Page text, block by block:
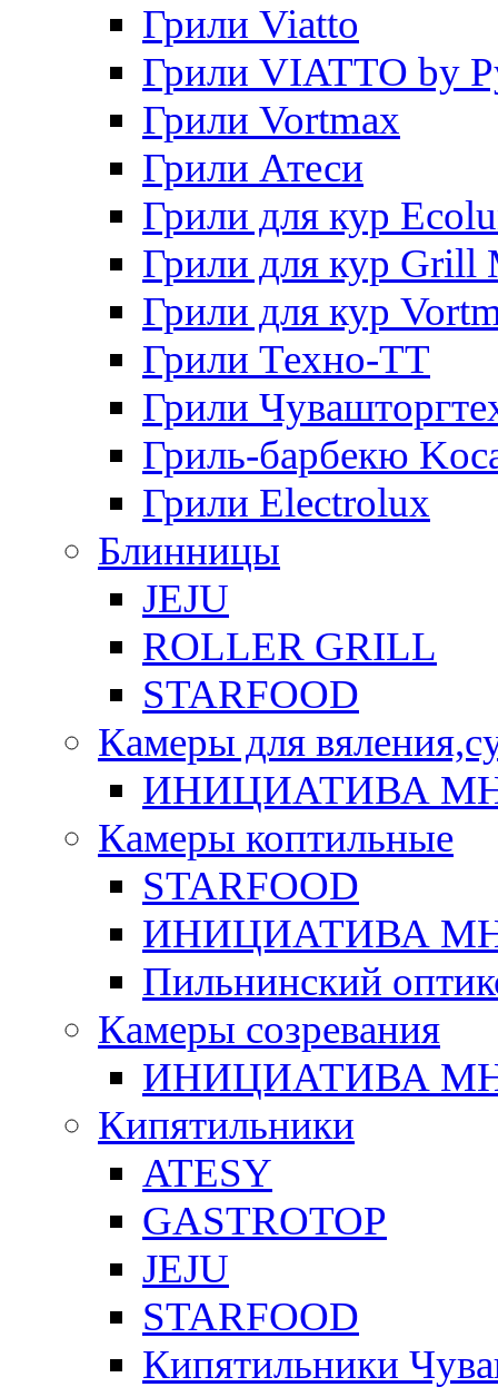
Грили Viatto
Грили VIATTO by
Грили Vortmax
Грили Атеси
Грили для кур
Грили для кур Grill
Грили для кур
Грили Техно-ТТ
Грили
Гриль-барбекю
Грили Electrolux
Блинницы
JEJU
ROLLER GRILL
STARFOOD
Камеры для
ИНИЦИАТИВА
Камеры коптильные
STARFOOD
ИНИЦИАТИВА
Пильнинский
Камеры созревания
ИНИЦИАТИВА
Кипятильники
ATESY
GASTROTOP
JEJU
STARFOOD
Кипятильники